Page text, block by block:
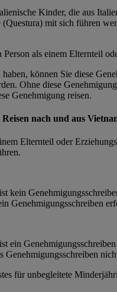
Kinder, die aus
mit sich führen
Person als einem Elternteil
können Sie diese
Ohne diese
Genehmigung reisen.
nach und aus
Elternteil oder
kein
Genehmigungsschreiben
ein
Genehmigungsschreiben
für unbegleitete